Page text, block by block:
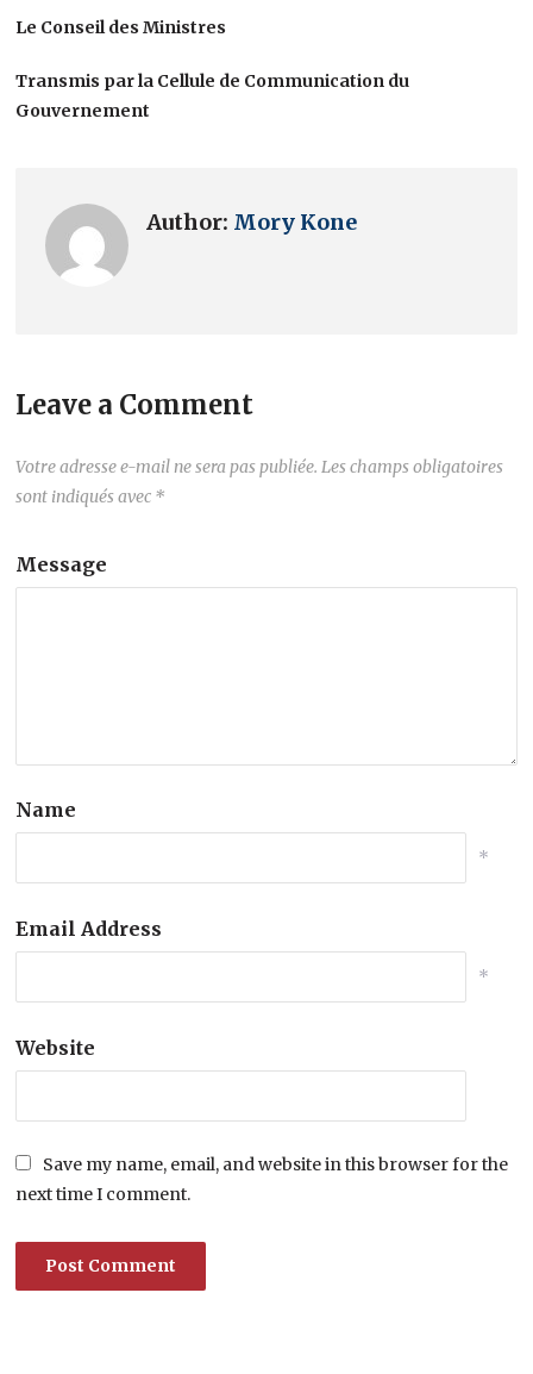
Le Conseil des Ministres
Transmis par la Cellule de Communication du
Gouvernement
Author: Mory Kone
Leave a Comment
Votre adresse e-mail ne sera pas publiée. Les champs obligatoires
sont indiqués avec *
Message
Name
*
Email Address
*
Website
Save my name, email, and website in this browser for the
next time I comment.